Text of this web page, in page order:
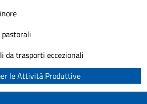
da trasporti eccezionali
le Attività Produttive